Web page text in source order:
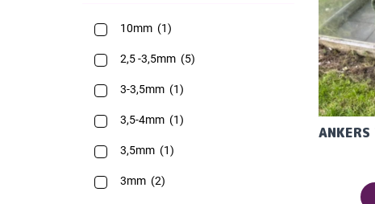
10mm (1)
2,5 -3,5mm (5)
3-3,5mm (1)
3,5-4mm (1)
3,5mm (1)
3mm (2)